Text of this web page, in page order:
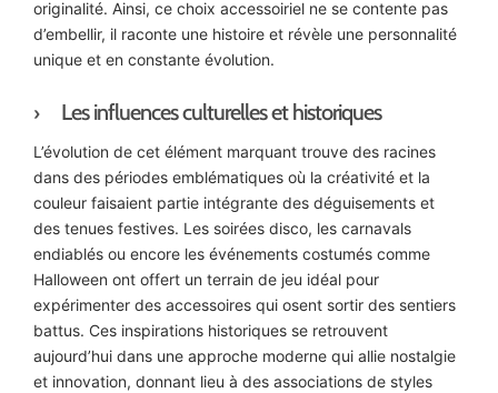
originalité. Ainsi, ce choix accessoiriel ne se contente pas
d’embellir, il raconte une histoire et révèle une personnalité
unique et en constante évolution.
Les influences culturelles et historiques
L’évolution de cet élément marquant trouve des racines
dans des périodes emblématiques où la créativité et la
couleur faisaient partie intégrante des déguisements et
des tenues festives. Les soirées disco, les carnavals
endiablés ou encore les événements costumés comme
Halloween ont offert un terrain de jeu idéal pour
expérimenter des accessoires qui osent sortir des sentiers
battus. Ces inspirations historiques se retrouvent
aujourd’hui dans une approche moderne qui allie nostalgie
et innovation, donnant lieu à des associations de styles